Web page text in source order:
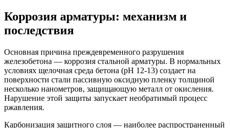
Коррозия арматуры: механизм и
последствия
Основная причина преждевременного разрушения
железобетона — коррозия стальной арматуры. В нормальных
условиях щелочная среда бетона (pH 12-13) создает на
поверхности стали пассивную оксидную пленку толщиной
несколько нанометров, защищающую металл от окисления.
Нарушение этой защиты запускает необратимый процесс
ржавления.
Карбонизация защитного слоя — наиболее распространенный